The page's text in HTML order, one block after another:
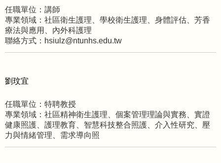
任職單位：講師
專業領域：社區衛生護理、學校衛生護理、身體評估、芳香
療法與應用、內外科護理
聯絡方式：hsiulz@ntunhs.edu.tw
劉玟宜
任職單位：特聘教授
專業領域：社區精神衛生護理、個案管理理論與實務、實證
健康照護、護理教育、智慧科技整合照護、介入性研究、壓
力與情緒管理、需求導向照
聯絡方式：wenyi@ntunhs.edu.tw